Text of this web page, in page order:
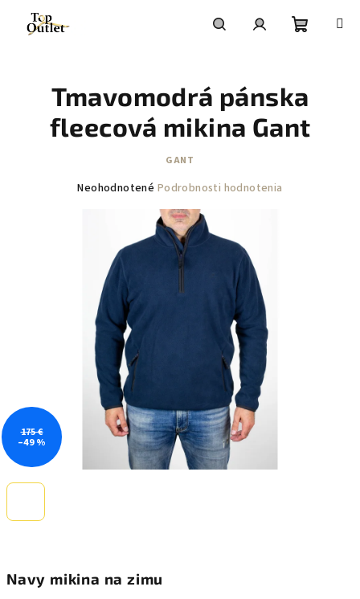
obsah
košík
Navy mikina na zimu
Tmavomodrá pánska
fleecová mikina Gant
GANT
Priemerné
hviezdičiek.
Neohodnotené Podrobnosti hodnotenia
175 €
–49 %